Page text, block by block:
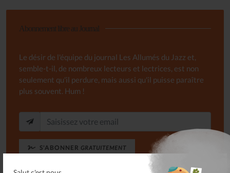
Abonnement libre au Journal
Le désir de l'équipe du journal Les Allumés du Jazz et,
semble-t-il, de nombreux lecteurs et lectrices, est non
seulement qu'il perdure, mais aussi qu'il puisse paraître
plus souvent. Hum !
S'ABONNER GRATUITEMENT